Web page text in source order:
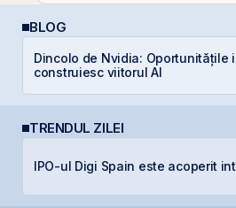
BLOG
Dincolo de Nvidia: Oportunitățile
construiesc viitorul AI
TRENDUL ZILEI
IPO-ul Digi Spain este acoperit